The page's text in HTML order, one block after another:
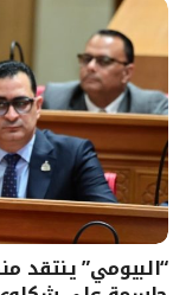
“البيومي” ينتقد